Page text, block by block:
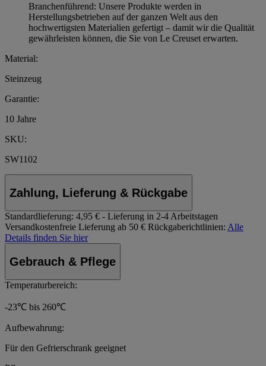
Branchenführend: Unsere Produkte werden in
Herstellungsbetrieben auf der ganzen Welt aus den
hochwertigsten Materialien gefertigt – damit wir die Qualität
gewährleisten können, die Sie von Le Creuset erwarten.
Material:
Steinzeug
Garantie:
10 Jahre
SKU:
SW1102
Zahlung, Lieferung & Rückgabe
Standardlieferung: 4,95 € - Lieferung in 2-4 Arbeitstagen
Versandkostenfreie Lieferung ab 50 € Rückgaberichtlinien: Alle
Details finden Sie hier
Gebrauch & Pflege
Temperaturbereich:
-23℃ bis 260℃
Aufbewahrung:
Für den Gefrierschrank geeignet